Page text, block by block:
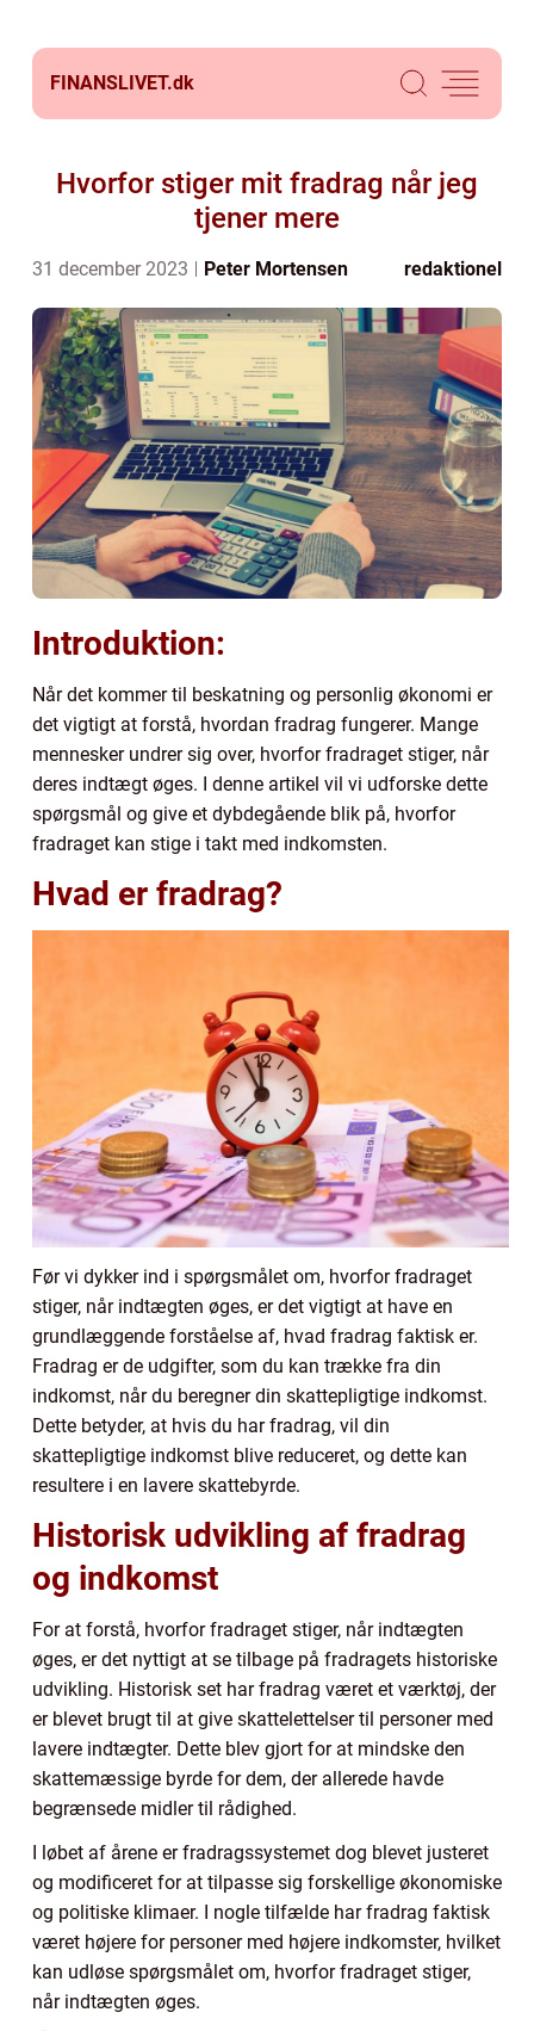
FINANSLIVET.dk
Hvorfor stiger mit fradrag når jeg
tjener mere
31 december 2023 Peter Mortensen redaktionel
Introduktion:
Når det kommer til beskatning og personlig økonomi er
det vigtigt at forstå, hvordan fradrag fungerer. Mange
mennesker undrer sig over, hvorfor fradraget stiger, når
deres indtægt øges. I denne artikel vil vi udforske dette
spørgsmål og give et dybdegående blik på, hvorfor
fradraget kan stige i takt med indkomsten.
Hvad er fradrag?
Før vi dykker ind i spørgsmålet om, hvorfor fradraget
stiger, når indtægten øges, er det vigtigt at have en
grundlæggende forståelse af, hvad fradrag faktisk er.
Fradrag er de udgifter, som du kan trække fra din
indkomst, når du beregner din skattepligtige indkomst.
Dette betyder, at hvis du har fradrag, vil din
skattepligtige indkomst blive reduceret, og dette kan
resultere i en lavere skattebyrde.
Historisk udvikling af fradrag
og indkomst
For at forstå, hvorfor fradraget stiger, når indtægten
øges, er det nyttigt at se tilbage på fradragets historiske
udvikling. Historisk set har fradrag været et værktøj, der
er blevet brugt til at give skattelettelser til personer med
lavere indtægter. Dette blev gjort for at mindske den
skattemæssige byrde for dem, der allerede havde
begrænsede midler til rådighed.
I løbet af årene er fradragssystemet dog blevet justeret
og modificeret for at tilpasse sig forskellige økonomiske
og politiske klimaer. I nogle tilfælde har fradrag faktisk
været højere for personer med højere indkomster, hvilket
kan udløse spørgsmålet om, hvorfor fradraget stiger,
når indtægten øges.